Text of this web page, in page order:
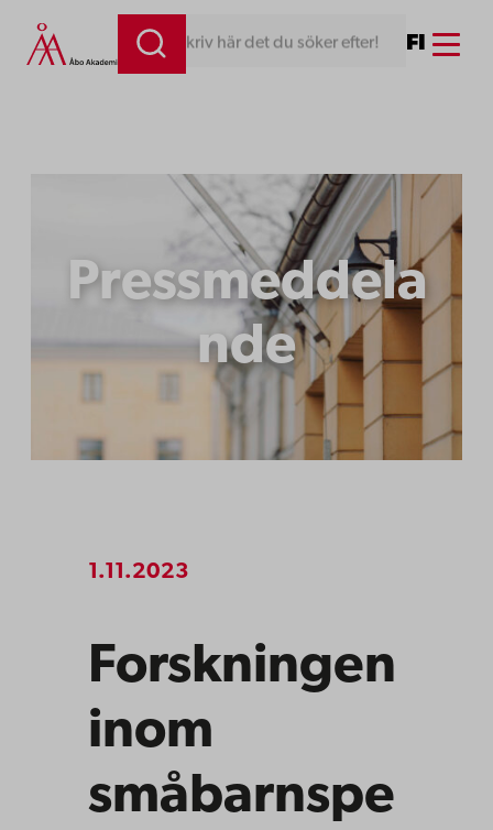
Hoppa
till
Skriv här det du söker efter! FI Menu
Pressmeddela
nde
1.11.2023
Forskningen
inom
småbarnspe